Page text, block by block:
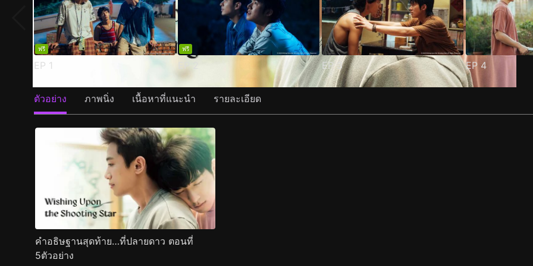
ฟรี
EP 1
ฟรี
EP3 EP 4
ตัวอย่าง ภาพนิ่ง เนื้อหาที่แนะนำ รายละเอียด
คำอธิษฐานสุดท้าย…ที่ปลายดาว ตอนที่
5ตัวอย่าง